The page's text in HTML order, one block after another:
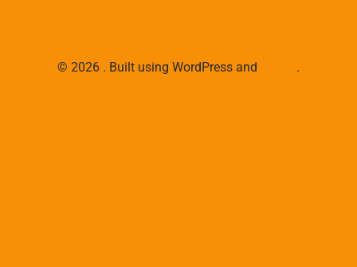
© 2026 . Built using WordPress and .